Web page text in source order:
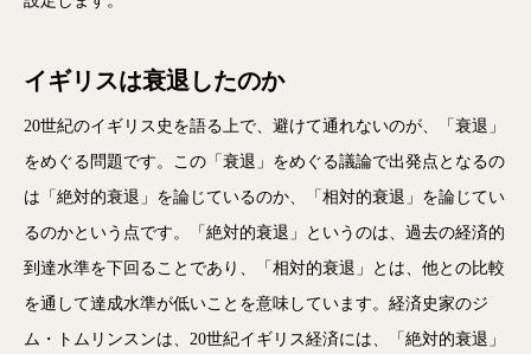
イギリスは衰退したのか
20世紀のイギリス史を語る上で、避けて通れないのが、「衰退」
をめぐる問題です。この「衰退」をめぐる議論で出発点となるの
は「絶対的衰退」を論じているのか、「相対的衰退」を論じてい
るのかという点です。「絶対的衰退」というのは、過去の経済的
到達水準を下回ることであり、「相対的衰退」とは、他との比較
を通して達成水準が低いことを意味しています。経済史家のジ
ム・トムリンスンは、20世紀イギリス経済には、「絶対的衰退」